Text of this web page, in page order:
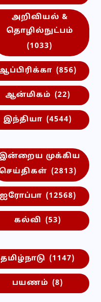
அறிவியல் &
தொழில்நுட்பம்
(1033)
(856)
ஆன்மிகம் (22)
இந்தியா (4544)
முக்கிய
(2813)
ஐரோப்பா (12568)
கல்வி (53)
தமிழ்நாடு (1147)
பயணம் (8)